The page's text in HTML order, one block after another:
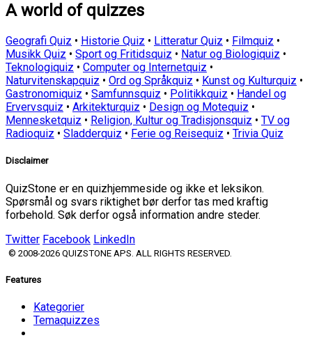
A world of quizzes
Geografi Quiz • Historie Quiz • Litteratur Quiz • Filmquiz •
Musikk Quiz • Sport og Fritidsquiz • Natur og Biologiquiz •
Teknologiquiz • Computer og Internetquiz •
Naturvitenskapquiz • Ord og Språkquiz • Kunst og Kulturquiz •
Gastronomiquiz • Samfunnsquiz • Politikkquiz • Handel og
Ervervsquiz • Arkitekturquiz • Design og Motequiz •
Mennesketquiz • Religion, Kultur og Tradisjonsquiz • TV og
Radioquiz • Sladderquiz • Ferie og Reisequiz • Trivia Quiz
Disclaimer
QuizStone er en quizhjemmeside og ikke et leksikon.
Spørsmål og svars riktighet bør derfor tas med kraftig
forbehold. Søk derfor også information andre steder.
Twitter Facebook LinkedIn
© 2008-2026 QUIZSTONE APS. ALL RIGHTS RESERVED.
Features
Kategorier
Temaquizzes